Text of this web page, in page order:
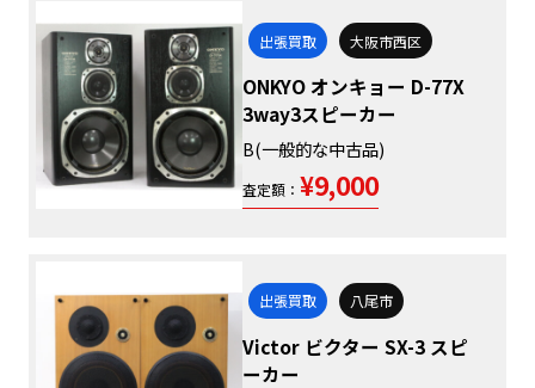
出張買取 大阪市西区
ONKYO オンキョー D-77X
3way3スピーカー
B(一般的な中古品)
査定額： ¥9,000
出張買取 八尾市
Victor ビクター SX-3 スピ
ーカー